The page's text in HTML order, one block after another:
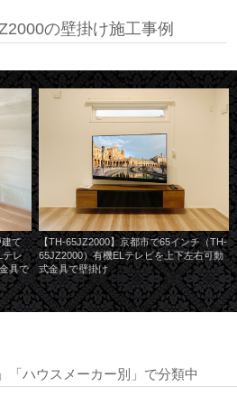
の壁掛け施工事例
建て
テレ
具で
【TH-65JZ2000】京都市で65インチ（TH-
65JZ2000）有機ELテレビを上下左右可動
式金具で壁掛け
「ハウスメーカー別」で分類中